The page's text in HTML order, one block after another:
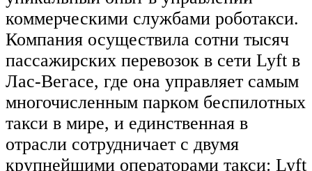
коммерческими службами роботакси.
Компания осуществила сотни тысяч
пассажирских перевозок в сети Lyft в
Лас-Вегасе, где она управляет самым
многочисленным парком беспилотных
такси в мире, и единственная в
отрасли сотрудничает с двумя
крупнейшими операторами такси: Lyft